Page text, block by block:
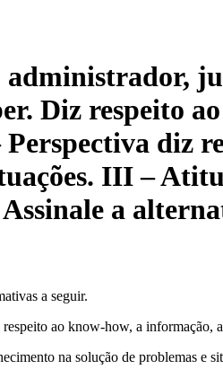
administrador,
Diz respeito
diz
III –
a
a seguir.
ao know-how, a informação,
na solução de problemas e